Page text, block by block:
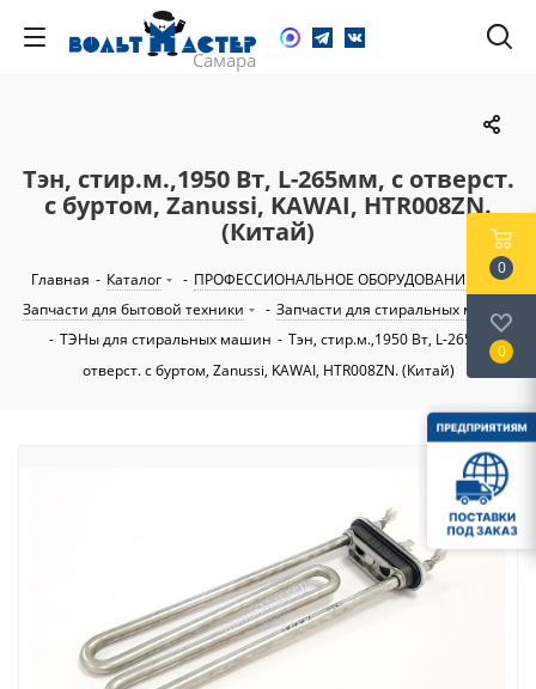
Тэн, стир.м.,1950 Вт, L-265мм, с отверст.
с буртом, Zanussi, KAWAI, HTR008ZN.
(Китай)
Главная - Каталог - ПРОФЕССИОНАЛЬНОЕ ОБОРУДОВАНИЕ
-
Запчасти для бытовой техники
- Запчасти для стиральных машин
- ТЭНы для стиральных машин - Тэн, стир.м.,1950 Вт, L-265мм, с
отверст. с буртом, Zanussi, KAWAI, HTR008ZN. (Китай)
0
0